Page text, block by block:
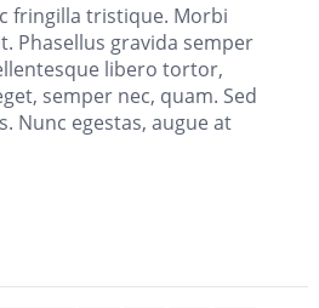
fringilla tristique. Morbi
Phasellus gravida semper
libero tortor,
semper nec, quam. Sed
Nunc egestas, augue at